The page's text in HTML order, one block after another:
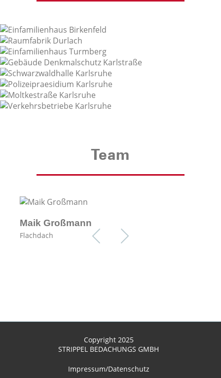
Team
Maik Großmann
Flachdach  
Copyright 2025
STRIPPEL BEDACHUNGS GMBH
Impressum/Datenschutz